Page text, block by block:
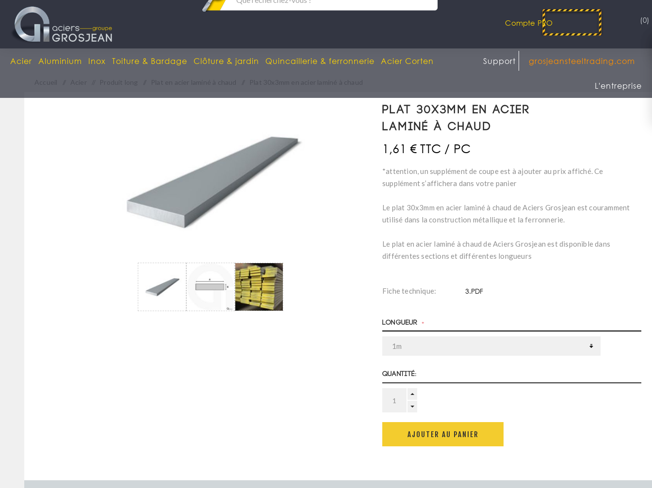
Compte PRO (0)
Acier Aluminium Inox Toiture & Bardage Clôture & jardin Quincaillerie & ferronnerie Acier Corten grosjeansteeltrading.com
Support
L'entreprise
Accueil Acier Produit long Plat en acier laminé à chaud Plat 30x3mm en acier laminé à chaud
Plat 30x3mm en acier
laminé à chaud
1,61 € TTC / PC
*attention, un supplément de coupe est à ajouter au prix affiché. Ce
supplément s’affichera dans votre panier
Le plat 30x3mm en acier laminé à chaud de Aciers Grosjean est couramment
utilisé dans la construction métallique et la ferronnerie.
Le plat en acier laminé à chaud de Aciers Grosjean est disponible dans
différentes sections et différentes longueurs
Fiche technique: 3.PDF
Longueur *
Quantité:
AJOUTER AU PANIER